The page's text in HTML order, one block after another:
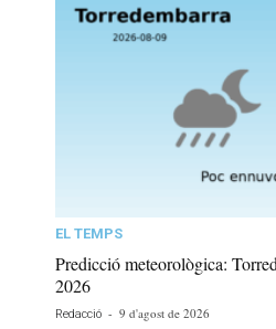
EL TEMPS
Predicció meteorològica:
2026
Redacció - 9 d'agost de 2026